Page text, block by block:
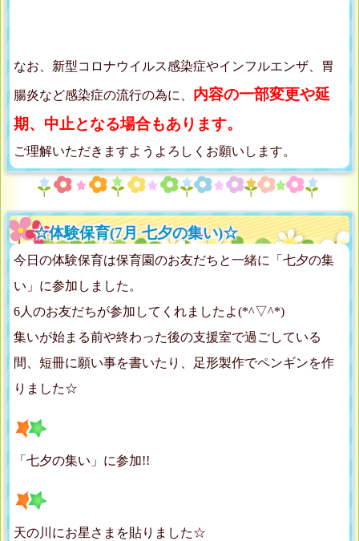
なお、新型コロナウイルス感染症やインフルエンザ、胃
腸炎など感染症の流行の為に、 内容の一部変更や延
期、中止となる場合もあります。
ご理解いただきますようよろしくお願いします。
☆体験保育(7月 七夕の集い)☆
今日の体験保育は保育園のお友だちと一緒に「七夕の集
い」に参加しました。
6人のお友だちが参加してくれましたよ(*^▽^*)
集いが始まる前や終わった後の支援室で過ごしている
間、短冊に願い事を書いたり、足形製作でペンギンを作
りました☆
「七夕の集い」に参加!!
天の川にお星さまを貼りました☆